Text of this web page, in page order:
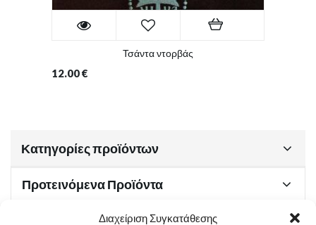
Διαχείριση Συγκατάθεσης
Τσάντα ντορβάς
12.00€
Κατηγορίες προϊόντων
Προτεινόμενα Προϊόντα